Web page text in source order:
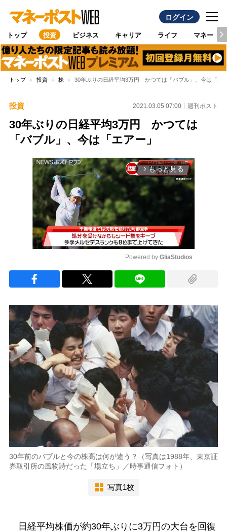
ログイン
トップ 投資 ビジネス キャリア ライフ マネー
トップ 投資 株 30年ぶりの日経平均3万円 かつては「バブル」、今は「エ
投資 2021.03.05 07:00 週刊ポスト
30年ぶりの日経平均3万円 かつては
「バブル」、今は「エアー」
arrow_forward_ios もっと見る
Powered by GliaStudios
30年前のバブルと今の株高は何が違う？（写真は1988年、東京証
券取引所の風物詩だった「場立ち」／時事通信フォト）
写真1枚
日経平均株価が約30年ぶりに3万円の大台を回復